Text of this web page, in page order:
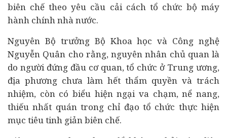
biên chế theo yêu cầu cải cách tổ chức bộ máy
hành chính nhà nước.
Nguyên Bộ trưởng Bộ Khoa học và Công nghệ
Nguyễn Quân cho rằng, nguyên nhân chủ quan là
do người đứng đầu cơ quan, tổ chức ở Trung ương,
địa phương chưa làm hết thẩm quyền và trách
nhiệm, còn có biểu hiện ngại va chạm, nể nang,
thiếu nhất quán trong chỉ đạo tổ chức thực hiện
mục tiêu tinh giản biên chế.